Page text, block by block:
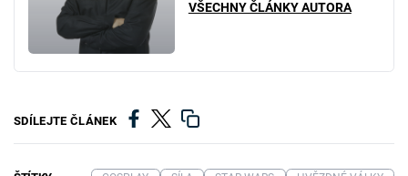
VŠECHNY ČLÁNKY AUTORA
SDÍLEJTE ČLÁNEK